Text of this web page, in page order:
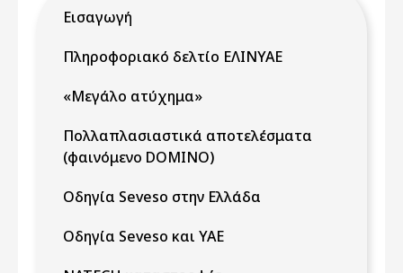
Εισαγωγή
Πληροφοριακό δελτίο ΕΛΙΝΥΑΕ
«Μεγάλο ατύχημα»
Πολλαπλασιαστικά αποτελέσματα
(φαινόμενο DOMINO)
Οδηγία Seveso στην Ελλάδα
Οδηγία Seveso και ΥΑΕ